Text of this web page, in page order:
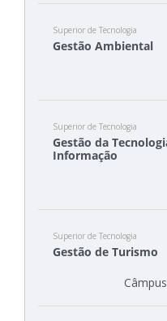
Superior de Tecnologia
Gestão Ambiental
Superior de Tecnologia
Gestão da
Informação
Superior de Tecnologia
Gestão de Turismo